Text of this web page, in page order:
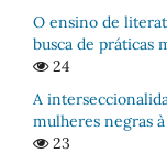
O ensino de
busca de práticas
24
A
mulheres negras
23